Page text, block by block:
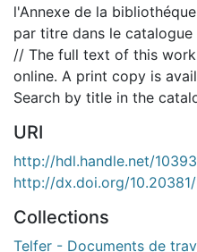
l'Annexe de la
par titre dans le
// The full text of this
online. A print copy is
Search by title in the
URI
http://hdl.handle.net/
http://dx.doi.org/
Collections
Telfer - Documents de